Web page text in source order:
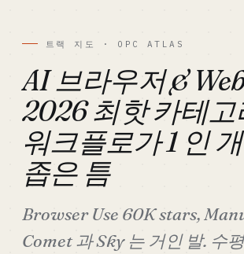
트랙 지도 · OPC ATLAS
AI 브라우저 &
2026 최핫 카테고
워크플로가 1 인
좁은 틈
Browser Use 60K stars,
Comet 과 Sky 는 거인 발. 수